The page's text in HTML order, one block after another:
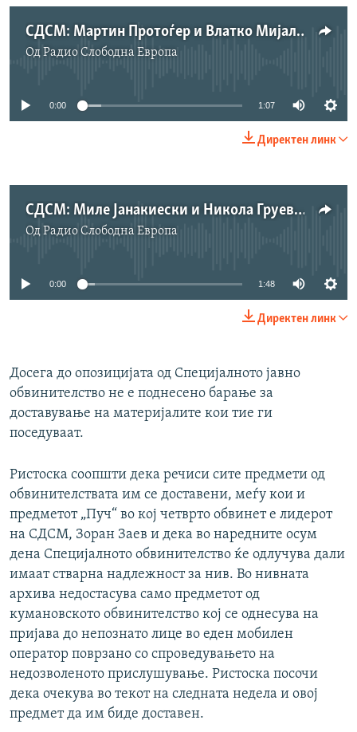
СДСМ: Мартин Протоѓер и Влатко Мијалков
ОдРадио Слободна Eвропа
No media source currently available
0:00 1:07
Директен линк
СДСМ: Миле Јанакиески и Никола Груевски 2
ОдРадио Слободна Eвропа
No media source currently available
0:00 1:48
Директен линк
Досега до опозицијата од Специјалното јавно
обвинителство не е поднесено барање за
доставување на материјалите кои тие ги
поседуваат.
Ристоска соопшти дека речиси сите предмети од
обвинителствата им се доставени, меѓу кои и
предметот „Пуч“ во кој четврто обвинет е лидерот
на СДСМ, Зоран Заев и дека во наредните осум
дена Специјалното обвинителство ќе одлучува дали
имаат стварна надлежност за нив. Во нивната
архива недостасува само предметот од
кумановското обвинителство кој се однесува на
пријава до непознато лице во еден мобилен
оператор поврзано со спроведувањето на
недозволеното прислушување. Ристоска посочи
дека очекува во текот на следната недела и овој
предмет да им биде доставен.